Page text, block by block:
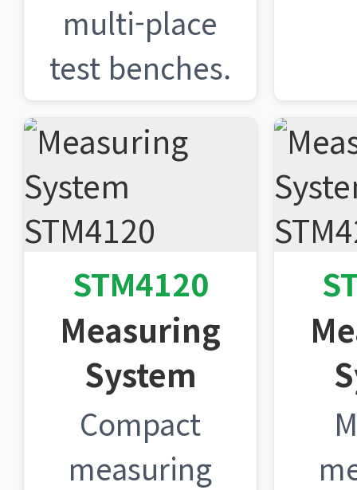
multi-place
test benches.
STM4120
Measuring
System
Compact
measuring